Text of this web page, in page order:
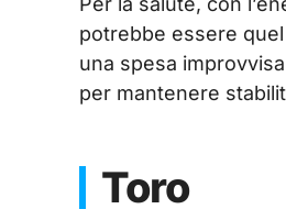
potrebbe essere
una spesa
per mantenere
Toro